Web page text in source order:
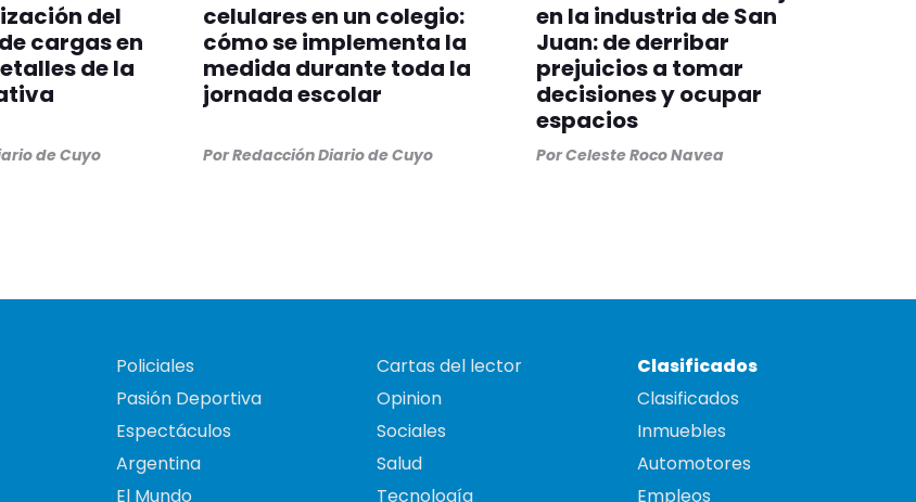
del
cargas en
de la
de Cuyo
celulares en un colegio:
cómo se implementa la
medida durante toda la
jornada escolar
PorRedacción Diario de Cuyo
en la industria de San
Juan: de derribar
prejuicios a tomar
decisiones y ocupar
espacios
PorCeleste Roco Navea
Policiales
Pasión Deportiva
Espectáculos
Argentina
El Mundo
Cartas del lector
Opinion
Sociales
Salud
Tecnología
Clasificados
Clasificados
Inmuebles
Automotores
Empleos